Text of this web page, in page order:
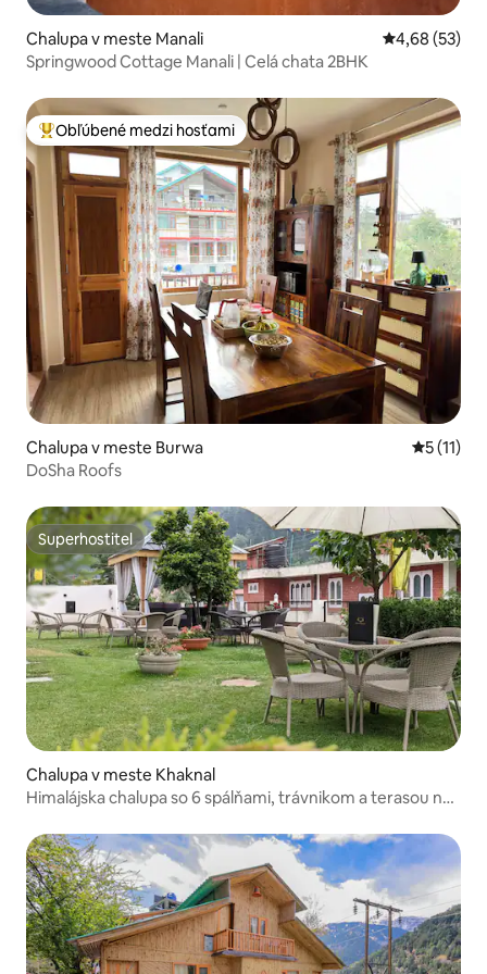
Chalupa v meste Manali Priemerné
4,68 (53)
Springwood Cottage Manali | Celá chata 2BHK
Najobľúbenejšie medzi hosťami
Obľúbené medzi hosťami
Chalupa v meste Burwa
5 (11)
DoSha Roofs
Superhostiteľ
Superhostiteľ
Chalupa v meste Khaknal
Himalájska chalupa so 6 spálňami, trávnikom a terasou na